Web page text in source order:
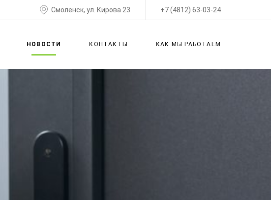
Смоленск, ул. Кирова 23 +7 (4812) 63-03-24
НОВОСТИ КОНТАКТЫ КАК МЫ РАБОТАЕМ